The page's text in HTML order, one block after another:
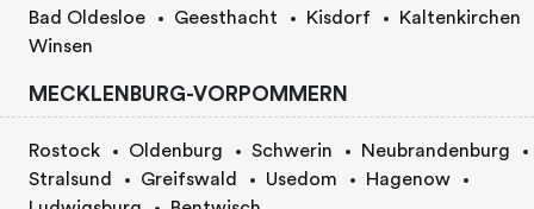
Bad Oldesloe
Geesthacht Kisdorf
Kaltenkirchen
Winsen
MECKLENBURG-VORPOMMERN
Rostock Oldenburg Schwerin
Neubrandenburg
Stralsund
Greifswald Usedom
Hagenow